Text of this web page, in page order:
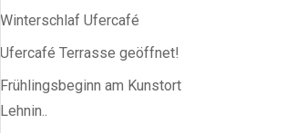
Winterschlaf Ufercafé
Ufercafé Terrasse geöffnet!
Frühlingsbeginn am Kunstort
Lehnin..